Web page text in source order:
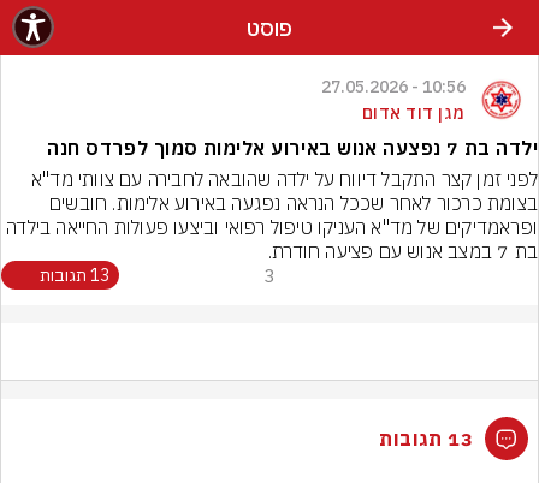
פוסט
10:56 - 27.05.2026
מגן דוד אדום
ילדה בת 7 נפצעה אנוש באירוע אלימות סמוך לפרדס חנה
בת 7 במצב אנוש עם פציעה חודרת.
3 13 תגובות
13 תגובות